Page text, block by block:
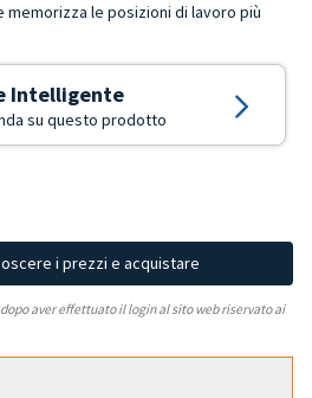
memorizza le posizioni di lavoro più
Intelligente
su questo prodotto
i prezzi e acquistare
aver effettuato il login al sito web riservato ai